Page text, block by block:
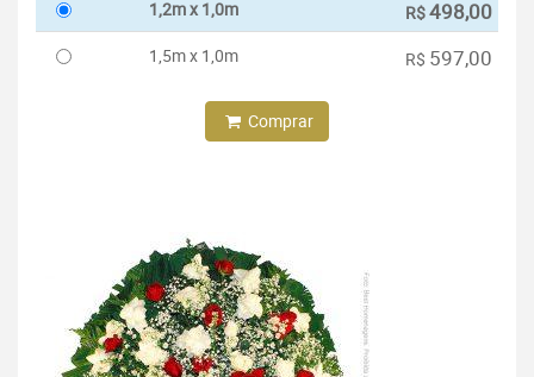
1,2m x 1,0m R$498,00
1,5m x 1,0m R$ 597,00
Comprar